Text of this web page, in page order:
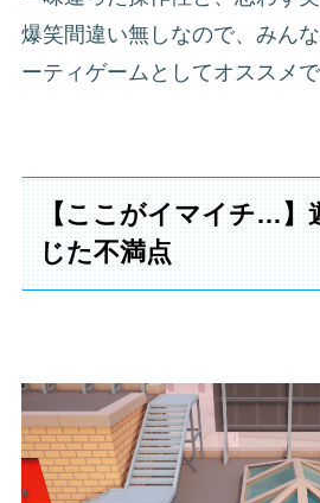
爆笑間違い無しなので、みん
ーティゲームとしてオススメで
【ここがイマイチ…】
じた不満点